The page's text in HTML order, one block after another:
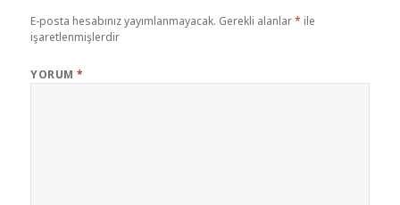
E-posta hesabınız yayımlanmayacak. Gerekli alanlar* ile
işaretlenmişlerdir
YORUM*